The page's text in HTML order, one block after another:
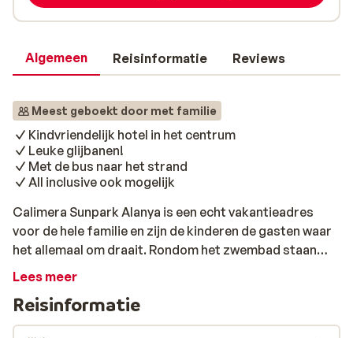
Algemeen Reisinformatie Reviews
Meest geboekt door met familie
Kindvriendelijk hotel in het centrum
Leuke glijbanen!
Met de bus naar het strand
All inclusive ook mogelijk
Calimera Sunpark Alanya is een echt vakantieadres
voor de hele familie en zijn de kinderen de gasten waar
het allemaal om draait. Rondom het zwembad staan
ligbedjes om te genieten van een zonnige dag en
vermaken in het zwembad met glijbanen, heb jij even
wat tijd voor jezelf. In de poolbar kun je een drankje
Lees meer
Reisinformatie